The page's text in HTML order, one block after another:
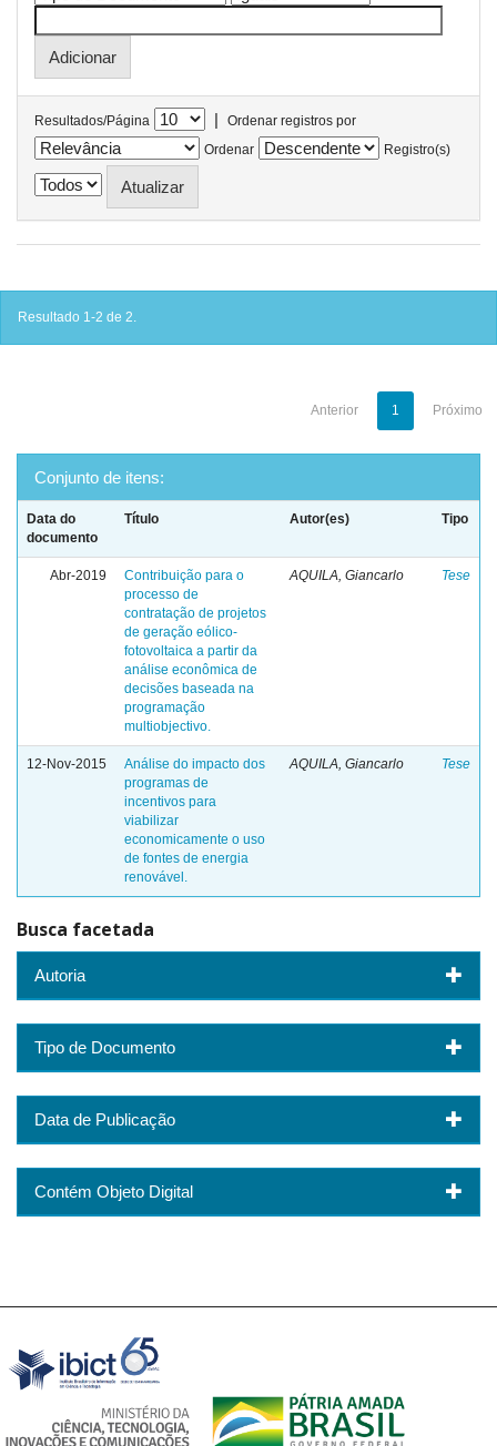
Resultados/Página |
Ordenar registros por
Ordenar
Registro(s)
Resultado 1-2 de 2.
Anterior 1 Próximo
Conjunto de itens:
Data do
documento
Título Autor(es) Tipo
Abr-2019
Contribuição para o
processo de
contratação de projetos
de geração eólico-
fotovoltaica a partir da
análise econômica de
decisões baseada na
programação
multiobjectivo.
AQUILA, Giancarlo Tese
12-Nov-2015
Análise do impacto dos
programas de
incentivos para
viabilizar
economicamente o uso
de fontes de energia
renovável.
AQUILA, Giancarlo Tese
Busca facetada
Autoria
Tipo de Documento
Data de Publicação
Contém Objeto Digital